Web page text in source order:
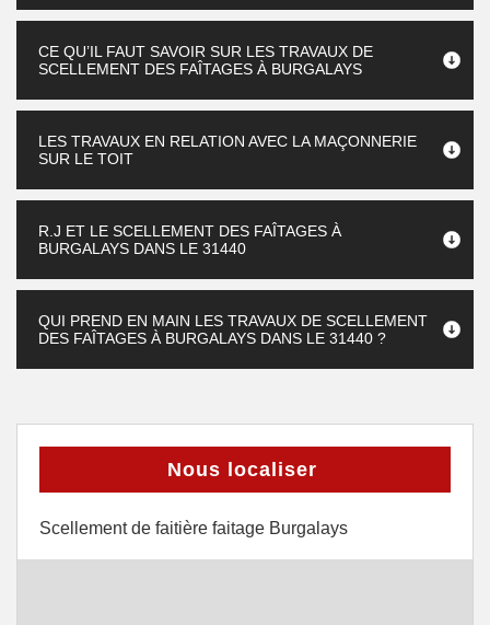
CE QU’IL FAUT SAVOIR SUR LES TRAVAUX DE
SCELLEMENT DES FAÎTAGES À BURGALAYS
LES TRAVAUX EN RELATION AVEC LA MAÇONNERIE
SUR LE TOIT
R.J ET LE SCELLEMENT DES FAÎTAGES À
BURGALAYS DANS LE 31440
QUI PREND EN MAIN LES TRAVAUX DE SCELLEMENT
DES FAÎTAGES À BURGALAYS DANS LE 31440 ?
Nous localiser
Scellement de faitière faitage Burgalays